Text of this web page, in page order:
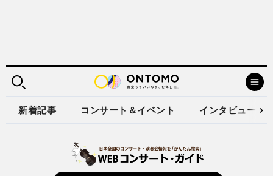
新着記事 コンサート＆イベント インタビュー